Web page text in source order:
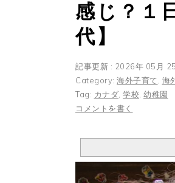
感じ？１
代】
記事更新 : 2026年 05月
Category: 海外子育て 海
Tag: カナダ 学校 幼稚園
コメントを書く